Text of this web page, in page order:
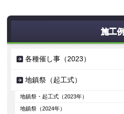
施工例
各種催し事（2023）
地鎮祭（起工式）
地鎮祭・起工式（2023年）
地鎮祭（2024年）